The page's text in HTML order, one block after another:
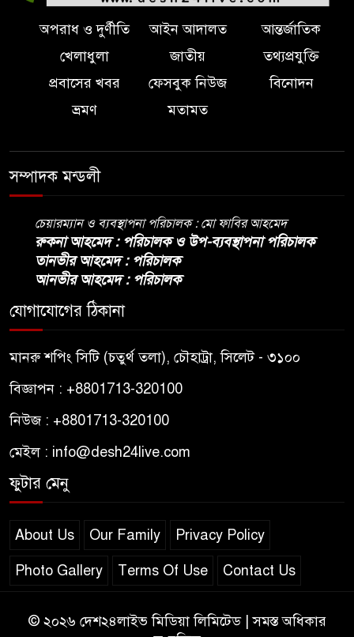
অপরাধ ও দুর্ণীতি আইন আদালত
আন্তর্জাতিক
খেলাধুলা
জাতীয়
তথ্যপ্রযুক্তি
প্রবাসের খবর
ফেসবুক নিউজ
বিনোদন
ভ্রমণ
মতামত
সম্পাদক মন্ডলী
চেয়ারম্যান ও ব্যবস্থাপনা পরিচালক : মো ফাবির আহমেদ
রুকনা আহমেদ : পরিচালক ও উপ-ব্যবস্থাপনা পরিচালক
তানভীর আহমেদ : পরিচালক
আনভীর আহমেদ : পরিচালক
যোগাযোগের ঠিকানা
মানরু শপিং সিটি (চতুর্থ তলা), চৌহাট্রা, সিলেট - ৩১০০
বিজ্ঞাপন : +8801713-320100
নিউজ : +8801713-320100
মেইল : info@desh24live.com
ফুটার মেনু
About Us Our Family Privacy Policy
Photo Gallery Terms Of Use Contact Us
© ২০২৬ দেশ২৪লাইভ মিডিয়া লিমিটেড | সমস্ত অধিকার